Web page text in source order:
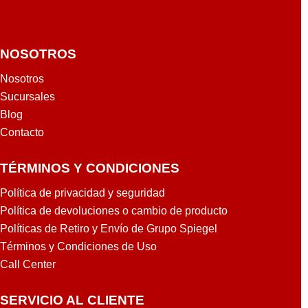
NOSOTROS
Nosotros
Sucursales
Blog
Contacto
TÉRMINOS Y CONDICIONES
Política de privacidad y seguridad
Política de devoluciones o cambio de producto
Políticas de Retiro y Envío de Grupo Spiegel
Términos y Condiciones de Uso
Call Center
SERVICIO AL CLIENTE